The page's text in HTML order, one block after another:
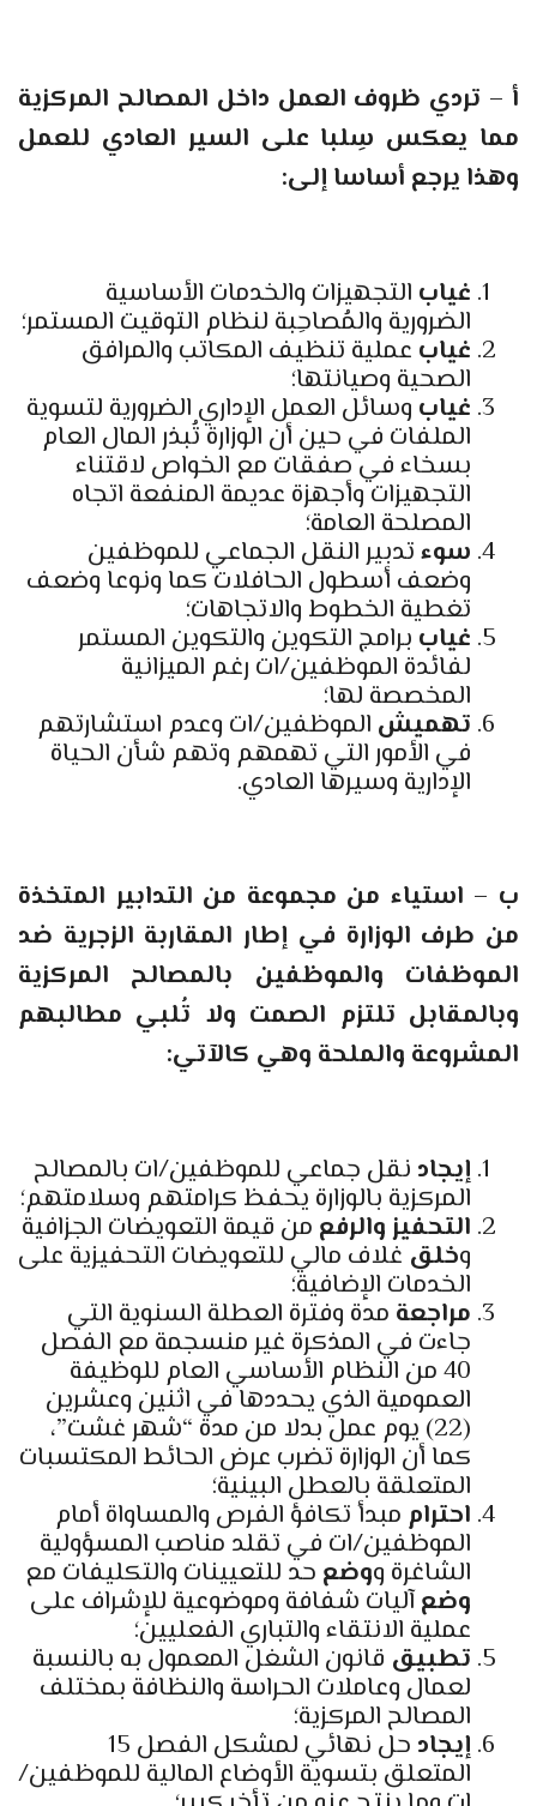
أ – تردي ظروف العمل داخل المصالح المركزية
مما يعكس سِلبا على السير العادي للعمل
وهذا يرجع أساسا إلى:
غياب التجهيزات والخدمات الأساسية
الضرورية والمُصاحِبة لنظام التوقيت المستمر؛
غياب عملية تنظيف المكاتب والمرافق
الصحية وصيانتها؛
غياب وسائل العمل الإداري الضرورية لتسوية
الملفات في حين أن الوزارة تُبذر المال العام
بسخاء في صفقات مع الخواص لاقتناء
التجهيزات وأجهزة عديمة المنفعة اتجاه
المصلحة العامة؛
سوءتدبير النقل الجماعي للموظفين
وضعف أسطول الحافلات كما ونوعا وضعف
تغطية الخطوط والاتجاهات؛
غياب برامج التكوين والتكوين المستمر
لفائدة الموظفين/ات رغم الميزانية
المخصصة لها؛
تهميش الموظفين/ات وعدم استشارتهم
في الأمور التي تهمهم وتهم شأن الحياة
الإدارية وسيرها العادي.
ب – استياء من مجموعة من التدابير المتخذة
من طرف الوزارة في إطار المقاربة الزجرية ضد
الموظفات والموظفين بالمصالح المركزية
وبالمقابل تلتزم الصمت ولا تُلبي مطالبهم
المشروعة والملحة وهي كالآتي:
إيجاد نقل جماعي للموظفين/ات بالمصالح
المركزية بالوزارة يحفظ كرامتهم وسلامتهم؛
التحفيزوالرفع من قيمة التعويضات الجزافية
وخلق غلاف مالي للتعويضات التحفيزية على
الخدمات الإضافية؛
مراجعة مدة وفترة العطلة السنوية التي
جاءت في المذكرة غير منسجمة مع الفصل
40 من النظام الأساسي العام للوظيفة
العمومية الذي يحددها في اثنين وعشرين
(22) يوم عمل بدلا من مدة “شهر غشت”،
كما أن الوزارة تضرب عرض الحائط المكتسبات
المتعلقة بالعطل البينية؛
احترام مبدأ تكافؤ الفرص والمساواة أمام
الموظفين/ات في تقلد مناصب المسؤولية
الشاغرة ووضع حد للتعيينات والتكليفات مع
وضعآليات شفافة وموضوعية للإشراف على
عملية الانتقاء والتباري الفعليين؛
تطبيق قانون الشغل المعمول به بالنسبة
لعمال وعاملات الحراسة والنظافة بمختلف
المصالح المركزية؛
إيجاد حل نهائي لمشكل الفصل 15
المتعلق بتسوية الأوضاع المالية للموظفين/